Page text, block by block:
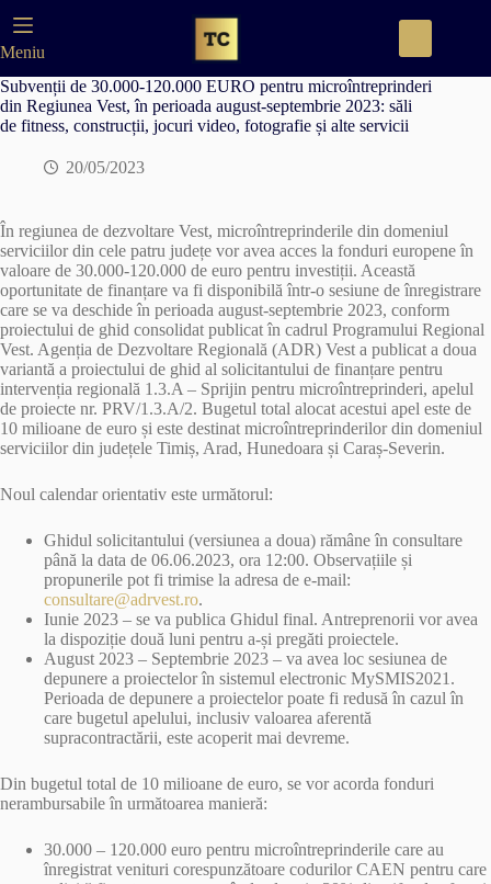
content
Meniu
Subvenții de 30.000-120.000 EURO pentru microîntreprinderi
din Regiunea Vest, în perioada august-septembrie 2023: săli
de fitness, construcții, jocuri video, fotografie și alte servicii
20/05/2023
În regiunea de dezvoltare Vest, microîntreprinderile din domeniul
serviciilor din cele patru județe vor avea acces la fonduri europene în
valoare de 30.000-120.000 de euro pentru investiții. Această
oportunitate de finanțare va fi disponibilă într-o sesiune de înregistrare
care se va deschide în perioada august-septembrie 2023, conform
proiectului de ghid consolidat publicat în cadrul Programului Regional
Vest. Agenția de Dezvoltare Regională (ADR) Vest a publicat a doua
variantă a proiectului de ghid al solicitantului de finanțare pentru
intervenția regională 1.3.A – Sprijin pentru microîntreprinderi, apelul
de proiecte nr. PRV/1.3.A/2. Bugetul total alocat acestui apel este de
10 milioane de euro și este destinat microîntreprinderilor din domeniul
serviciilor din județele Timiș, Arad, Hunedoara și Caraș-Severin.
Noul calendar orientativ este următorul:
Ghidul solicitantului (versiunea a doua) rămâne în consultare
până la data de 06.06.2023, ora 12:00. Observațiile și
propunerile pot fi trimise la adresa de e-mail:
consultare@adrvest.ro.
Iunie 2023 – se va publica Ghidul final. Antreprenorii vor avea
la dispoziție două luni pentru a-și pregăti proiectele.
August 2023 – Septembrie 2023 – va avea loc sesiunea de
depunere a proiectelor în sistemul electronic MySMIS2021.
Perioada de depunere a proiectelor poate fi redusă în cazul în
care bugetul apelului, inclusiv valoarea aferentă
supracontractării, este acoperit mai devreme.
Din bugetul total de 10 milioane de euro, se vor acorda fonduri
nerambursabile în următoarea manieră:
30.000 – 120.000 euro pentru microîntreprinderile care au
înregistrat venituri corespunzătoare codurilor CAEN pentru care